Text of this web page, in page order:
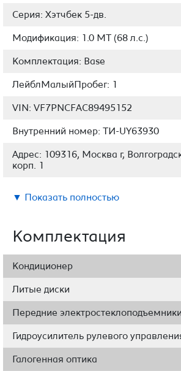
Серия: Хэтчбек 5-дв.
Модификация: 1.0 MT (68 л.с.)
Комплектация: Base
ЛейблМалыйПробег: 1
VIN: VF7PNCFAC89495152
Внутренний номер: ТИ-UY63930
Адрес: 109316, Москва г,
корп. 1
▼ Показать полностью
Комплектация
Кондиционер
Литые диски
Передние электростеклоподъемники
Гидроусилитель рулевого
Галогенная оптика